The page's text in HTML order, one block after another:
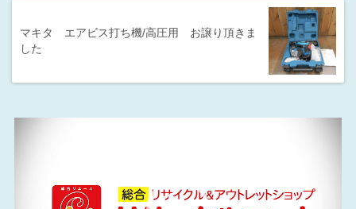
マキタ エアビス打ち機/高圧用 お譲り頂きま
した